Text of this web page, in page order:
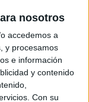
nosotros
accedemos a
y procesamos
e información
y contenido
Con su